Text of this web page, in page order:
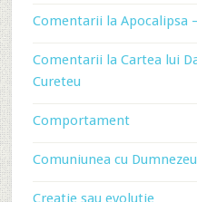
Comentarii la Apocalipsa
Comentarii la Cartea lui
Cureteu
Comportament
Comuniunea cu
Creatie sau evolutie